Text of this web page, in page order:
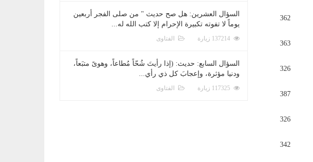
362
363
326
387
326
342
السؤال العشرين: هل صح حديث " من صلى الفجر أربعين
يوماً لا تفوته تكبيرة الإحرام إلا كتب الله له...
الفتاوى
السؤال السابع: حديث: (إذا رأيتَ شُحّاً مُطاعاً، وهوىً متبَعاً،
ودنيا مؤثرة، وإعجابَ كل ذي رأي...
الفتاوى